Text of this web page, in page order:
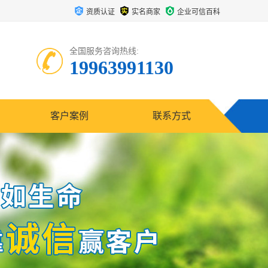
资质认证 实名商家 企业可信百科
全国服务咨询热线:
19963991130
客户案例 联系方式